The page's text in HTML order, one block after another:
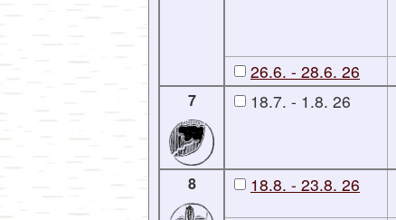
26.6. - 28.6. 26
7 18.7. - 1.8. 26
8 18.8. - 23.8. 26